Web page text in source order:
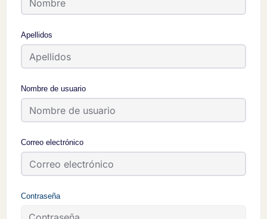
Apellidos
Nombre de usuario
Correo electrónico
Contraseña